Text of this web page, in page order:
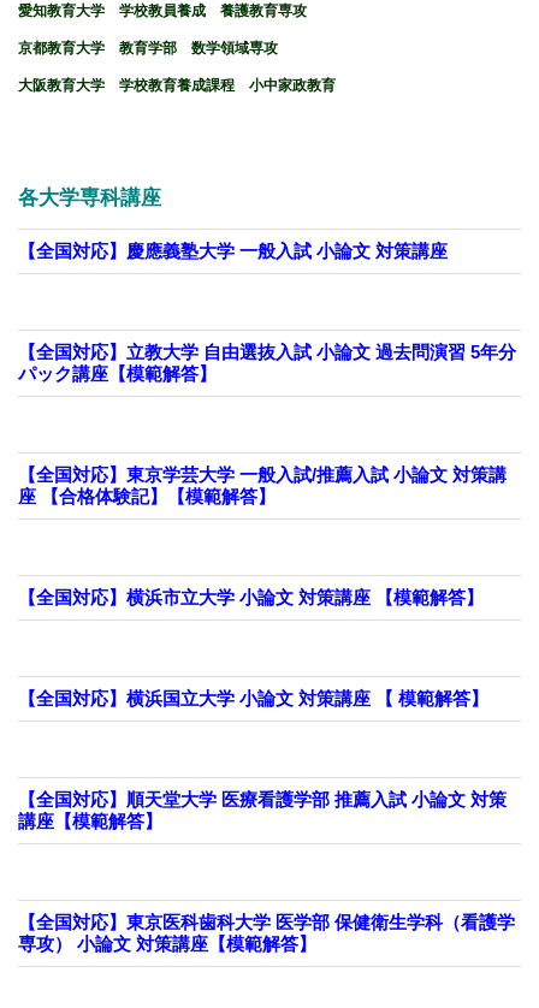
愛知教育大学 学校教員養成 養護教育専攻
京都教育大学 教育学部 数学領域専攻
大阪教育大学 学校教育養成課程 小中家政教育
各大学専科講座
【全国対応】慶應義塾大学 一般入試 小論文 対策講座
【全国対応】立教大学 自由選抜入試 小論文 過去問演習 5年分
パック講座【模範解答】
【全国対応】東京学芸大学 一般入試/推薦入試 小論文 対策講
座 【合格体験記】【模範解答】
【全国対応】横浜市立大学 小論文 対策講座 【模範解答】
【全国対応】横浜国立大学 小論文 対策講座 【 模範解答】
【全国対応】順天堂大学 医療看護学部 推薦入試 小論文 対策
講座【模範解答】
【全国対応】東京医科歯科大学 医学部 保健衛生学科（看護学
専攻） 小論文 対策講座【模範解答】